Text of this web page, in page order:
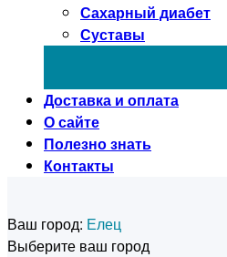
Сахарный диабет
Суставы
Доставка и оплата
О сайте
Полезно знать
Контакты
Ваш город: Елец
Выберите ваш город